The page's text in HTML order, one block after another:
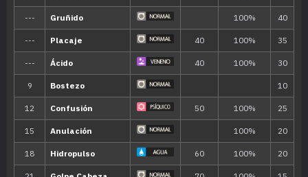
MT073 Puño Drenaje 75
MT074
MT075 Pantalla de Luz
MT077 Cascada 80
MT080 Metrónomo
MT081 Hierba Lazo